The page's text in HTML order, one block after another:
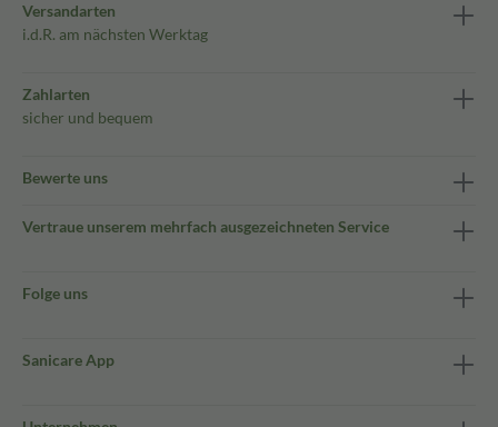
Versandarten
i.d.R. am nächsten Werktag
Zahlarten
sicher und bequem
Bewerte uns
Vertraue unserem mehrfach ausgezeichneten Service
Folge uns
Sanicare App